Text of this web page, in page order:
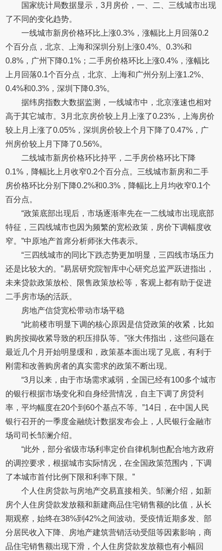
国家统计局数据显示，3月房价，一、二、三线城市出现
了不同的变化趋势。
一线城市新房价格环比上涨0.3%，涨幅比上月回落0.2
个百分点，北京、上海和深圳分别上涨0.4%、0.3%和
0.8%，广州下降0.1%；二手房价格环比上涨0.4%，涨幅比
上月回落0.1个百分点，北京、上海和广州分别上涨1.2%、
0.4%和0.3%，深圳下降0.3%。
据纬房指数大数据监测，一线城市中，北京涨速也相对
高于其它城市。3月北京房价较上月上涨了0.23%，上海房价
较上月上涨了0.05%，深圳房价较上个月下降了0.47%，广
州房价较上月下降了0.56%。
二线城市新房价格环比持平，二手房价格环比下降
0.1%，降幅比上月收窄0.2个百分点。三线城市新房和二手
房价格环比分别下降0.2%和0.3%，降幅比上月均收窄0.1个
百分点。
“政策底部出现后，市场逐渐率先在一二线城市出现底部
特征，三四线城市也因为频繁的宽松政策，房价下调幅度收
窄。”中原地产首席分析师张大伟表示。
“三四线城市的同比下跌态势更加明显，三四线市场压力
还是比较大的。”易居研究院智库中心研究总监严跃进指出，
未来贷款政策放松、限售政策放松等，客观上都有助于促进
二手房市场的活跃。
房地产信贷宽松带动市场平稳
“此前楼市明显下调的核心原因是信贷政策的收紧，比如
购房按揭收紧导致的积压排队等。”张大伟指出，这些问题在
最近几个月开始明显缓和，政策基本面出现了见底，有利于
刚需和改善购房者的真实需求的政策不断出现。
“3月以来，由于市场需求减弱，全国已经有100多个城市
的银行根据市场变化和自身经营情况，自主下调了房贷利
率，平均幅度在20个到60个基点不等。”14日，在中国人民
银行召开的一季度金融统计数据发布会上，人民银行金融市
场司司长邹澜介绍。
“此外，部分省级市场利率定价自律机制也配合地方政府
的调控要求，根据城市实际情况，在全国政策范围内，下调
了本城市首付比例下限和利率下限。”
个人住房贷款与房地产交易直接相关。邹澜介绍，如新
房个人住房贷款发放额和新建商品住宅销售额的比值，从长
期观察，始终在38%到42%之间波动。受疫情近期多发、部
分居民收入下降、房地产建筑营销活动受阻等因素影响，商
品住宅销售额出现下滑，个人住房贷款发放额也有小幅回